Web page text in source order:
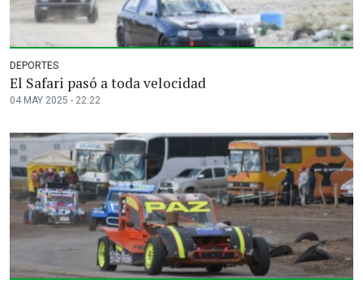
DEPORTES
El Safari pasó a toda velocidad
04 MAY 2025 - 22:22